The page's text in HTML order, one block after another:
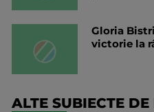
Gloria
victorie la
ALTE SUBIECTE DE